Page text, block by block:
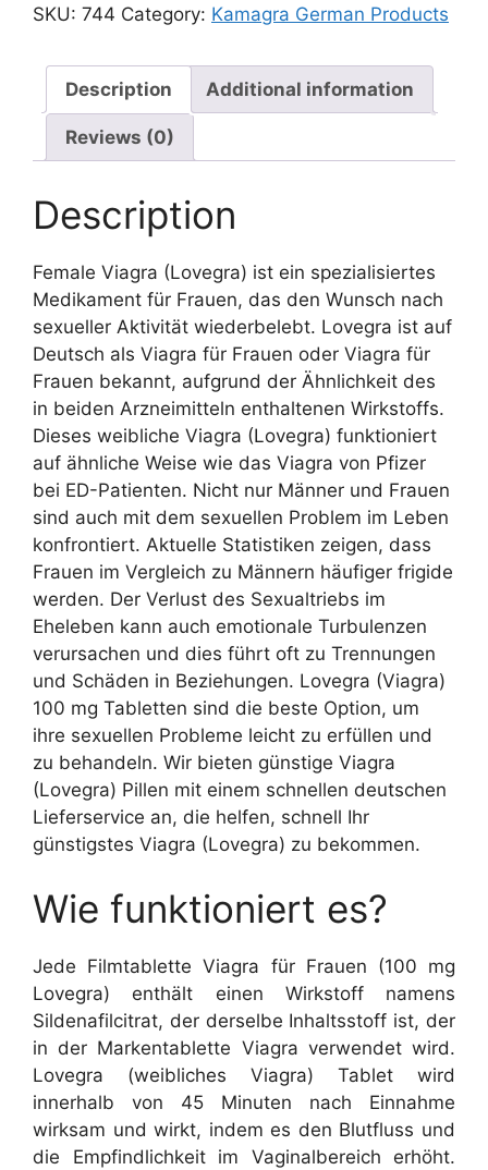
SKU: 744 Category: Kamagra German Products
Description Additional information
Reviews (0)
Description
Female Viagra (Lovegra) ist ein spezialisiertes
Medikament für Frauen, das den Wunsch nach
sexueller Aktivität wiederbelebt. Lovegra ist auf
Deutsch als Viagra für Frauen oder Viagra für
Frauen bekannt, aufgrund der Ähnlichkeit des
in beiden Arzneimitteln enthaltenen Wirkstoffs.
Dieses weibliche Viagra (Lovegra) funktioniert
auf ähnliche Weise wie das Viagra von Pfizer
bei ED-Patienten. Nicht nur Männer und Frauen
sind auch mit dem sexuellen Problem im Leben
konfrontiert. Aktuelle Statistiken zeigen, dass
Frauen im Vergleich zu Männern häufiger frigide
werden. Der Verlust des Sexualtriebs im
Eheleben kann auch emotionale Turbulenzen
verursachen und dies führt oft zu Trennungen
und Schäden in Beziehungen. Lovegra (Viagra)
100 mg Tabletten sind die beste Option, um
ihre sexuellen Probleme leicht zu erfüllen und
zu behandeln. Wir bieten günstige Viagra
(Lovegra) Pillen mit einem schnellen deutschen
Lieferservice an, die helfen, schnell Ihr
günstigstes Viagra (Lovegra) zu bekommen.
Wie funktioniert es?
Jede Filmtablette Viagra für Frauen (100 mg
Lovegra) enthält einen Wirkstoff namens
Sildenafilcitrat, der derselbe Inhaltsstoff ist, der
in der Markentablette Viagra verwendet wird.
Lovegra (weibliches Viagra) Tablet wird
innerhalb von 45 Minuten nach Einnahme
wirksam und wirkt, indem es den Blutfluss und
die Empfindlichkeit im Vaginalbereich erhöht.